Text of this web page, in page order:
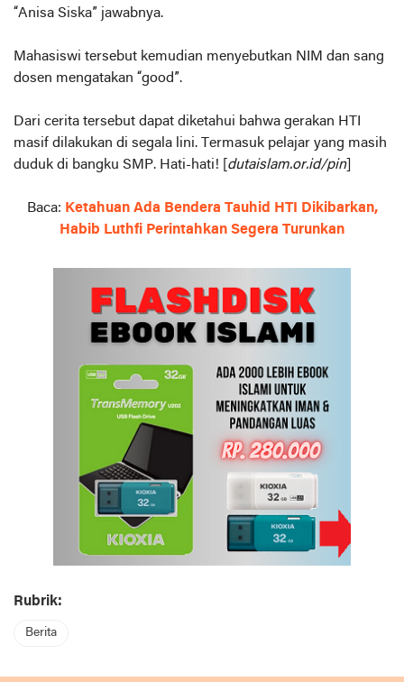
“Anisa Siska” jawabnya.
Mahasiswi tersebut kemudian menyebutkan NIM dan sang
dosen mengatakan “good”.
Dari cerita tersebut dapat diketahui bahwa gerakan HTI
masif dilakukan di segala lini. Termasuk pelajar yang masih
duduk di bangku SMP. Hati-hati! [ dutaislam.or.id/pin]
Baca: Ketahuan Ada Bendera Tauhid HTI Dikibarkan,
Habib Luthfi Perintahkan Segera Turunkan
Rubrik:
Berita